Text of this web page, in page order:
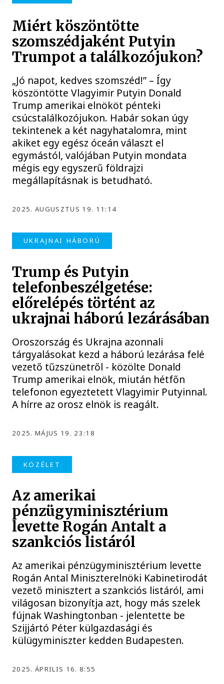
Miért köszöntötte
szomszédjaként Putyin
Trumpot a találkozójukon?
„Jó napot, kedves szomszéd!” – Így
köszöntötte Vlagyimir Putyin Donald
Trump amerikai elnököt pénteki
csúcstalálkozójukon. Habár sokan úgy
tekintenek a két nagyhatalomra, mint
akiket egy egész óceán választ el
egymástól, valójában Putyin mondata
mégis egy egyszerű földrajzi
megállapításnak is betudható.
2025. AUGUSZTUS 19. 11:14
UKRAJNAI HÁBORÚ
Trump és Putyin
telefonbeszélgetése:
előrelépés történt az
ukrajnai háború lezárásában
Oroszország és Ukrajna azonnali
tárgyalásokat kezd a háború lezárása felé
vezető tűzszünetről - közölte Donald
Trump amerikai elnök, miután hétfőn
telefonon egyeztetett Vlagyimir Putyinnal.
A hírre az orosz elnök is reagált.
2025. MÁJUS 19. 23:18
KÖZÉLET
Az amerikai
pénzügyminisztérium
levette Rogán Antalt a
szankciós listáról
Az amerikai pénzügyminisztérium levette
Rogán Antal Miniszterelnöki Kabinetirodát
vezető minisztert a szankciós listáról, ami
világosan bizonyítja azt, hogy más szelek
fújnak Washingtonban - jelentette be
Szijjártó Péter külgazdasági és
külügyminiszter kedden Budapesten.
2025. ÁPRILIS 16. 8:55